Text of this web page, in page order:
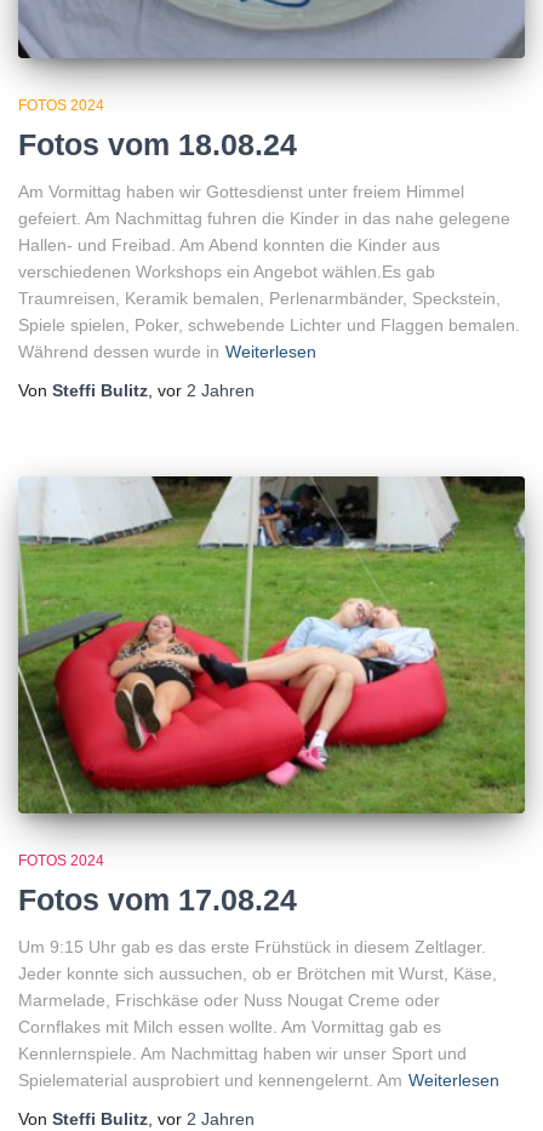
FOTOS 2024
Fotos vom 18.08.24
Am Vormittag haben wir Gottesdienst unter freiem Himmel
gefeiert. Am Nachmittag fuhren die Kinder in das nahe gelegene
Hallen- und Freibad. Am Abend konnten die Kinder aus
verschiedenen Workshops ein Angebot wählen.Es gab
Traumreisen, Keramik bemalen, Perlenarmbänder, Speckstein,
Spiele spielen, Poker, schwebende Lichter und Flaggen bemalen.
Während dessen wurde in Weiterlesen
Von Steffi Bulitz , vor 2 Jahren
FOTOS 2024
Fotos vom 17.08.24
Um 9:15 Uhr gab es das erste Frühstück in diesem Zeltlager.
Jeder konnte sich aussuchen, ob er Brötchen mit Wurst, Käse,
Marmelade, Frischkäse oder Nuss Nougat Creme oder
Cornflakes mit Milch essen wollte. Am Vormittag gab es
Kennlernspiele. Am Nachmittag haben wir unser Sport und
Spielematerial ausprobiert und kennengelernt. Am Weiterlesen
Von Steffi Bulitz, vor 2 Jahren